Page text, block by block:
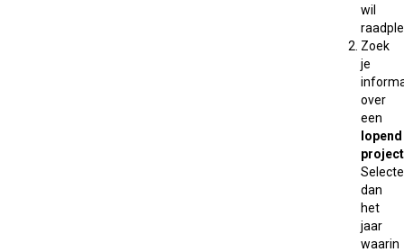
wil
Zoek
je
over
een
lopend
project
dan
het
jaar
waarin